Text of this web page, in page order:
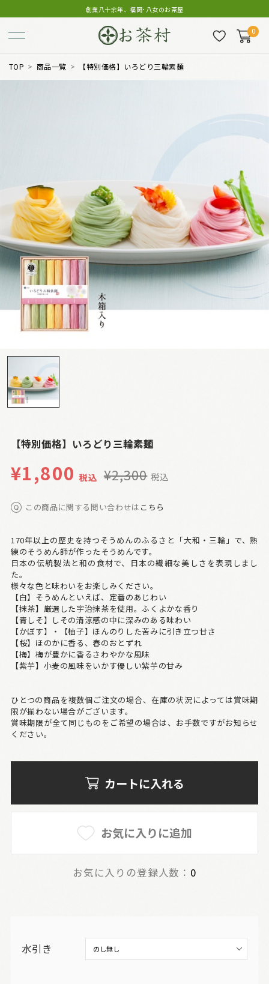
創業八十余年、福岡･八女のお茶屋
0
TOP 商品一覧 【特別価格】いろどり三輪素麺
【特別価格】いろどり三輪素麺
¥1,800 税込 ¥2,300 税込
この商品に関する問い合わせは こちら
170年以上の歴史を持つそうめんのふるさと「大和・三輪」で、熟
練のそうめん師が作ったそうめんです。
日本の伝統製法と和の食材で、日本の繊細な美しさを表現しまし
た。
様々な色と味わいをお楽しみください。
【白】そうめんといえば、定番のあじわい
【抹茶】厳選した宇治抹茶を使用。ふくよかな香り
【青しそ】しその清涼感の中に深みのある味わい
【かぼす】・【柚子】ほんのりした苦みに引き立つ甘さ
【桜】ほのかに香る、春のおとずれ
【梅】梅が豊かに香るさわやかな風味
【紫芋】小麦の風味をいかす優しい紫芋の甘み
ひとつの商品を複数個ご注文の場合、在庫の状況によっては賞味期
限が揃わない場合がございます。
賞味期限が全て同じものをご希望の場合は、お手数ですがお知らせ
ください。
カートに入れる
お気に入りに追加
お気に入りの登録人数： 0
水引き